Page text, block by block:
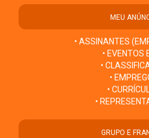
MEU
• ASSINANTES
• EVENTOS
•
•
•
•
GRUPO E